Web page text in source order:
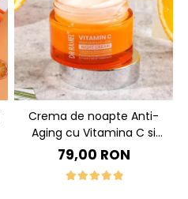
Crema de noapte Anti-
Aging cu Vitamina C si
Niacinamide - Dr Rashel
Night Cream - 50g
79,00 RON